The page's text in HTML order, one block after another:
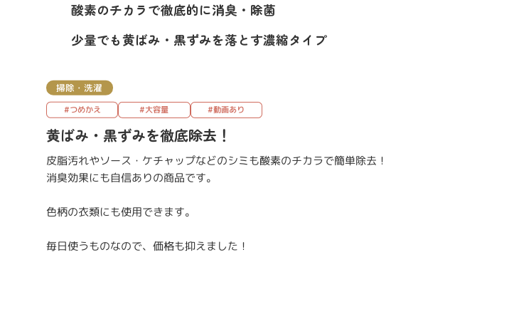
酸素のチカラで徹底的に消臭・除菌
少量でも黄ばみ・黒ずみを落とす濃縮タイプ
掃除・洗濯
#つめかえ #大容量 #動画あり
黄ばみ・黒ずみを徹底除去！
皮脂汚れやソース・ケチャップなどのシミも酸素のチカラで簡単除去！
消臭効果にも自信ありの商品です。
色柄の衣類にも使用できます。
毎日使うものなので、価格も抑えました！